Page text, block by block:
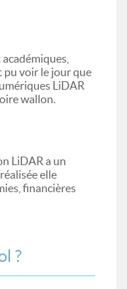
pu voir le jour que
LiDAR
wallon.
LiDAR a un
elle
financières
?